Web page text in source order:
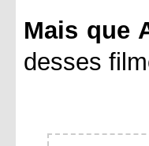
Mais que
desses